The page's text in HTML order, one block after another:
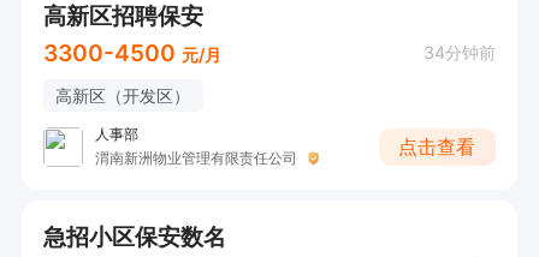
高新区招聘保安
3300-4500 元/月 34分钟前
高新区（开发区）
人事部
渭南新洲物业管理有限责任公司
点击查看
急招小区保安数名